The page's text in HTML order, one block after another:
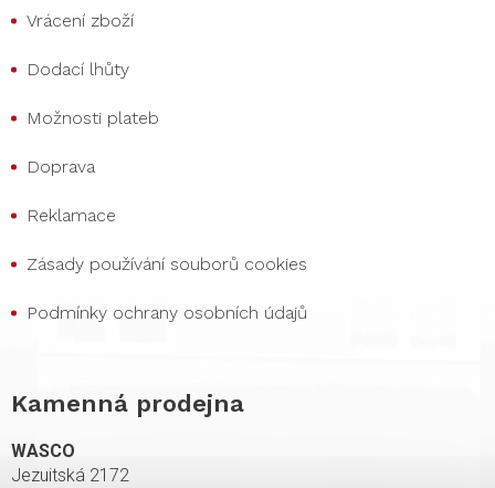
Vrácení zboží
Dodací lhůty
Možnosti plateb
Doprava
Reklamace
Zásady používání souborů cookies
Podmínky ochrany osobních údajů
Kamenná prodejna
WASCO
Jezuitská 2172